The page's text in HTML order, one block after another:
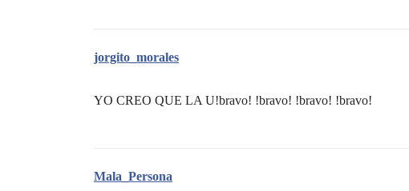
jorgito_morales
YO CREO QUE LA U!bravo! !bravo! !bravo! !bravo!
Mala_Persona